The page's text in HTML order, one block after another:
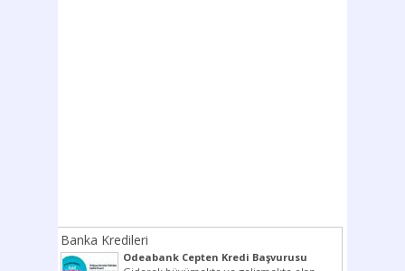
Banka Kredileri
Odeabank Cepten Kredi Başvurusu
KREDIM 8444